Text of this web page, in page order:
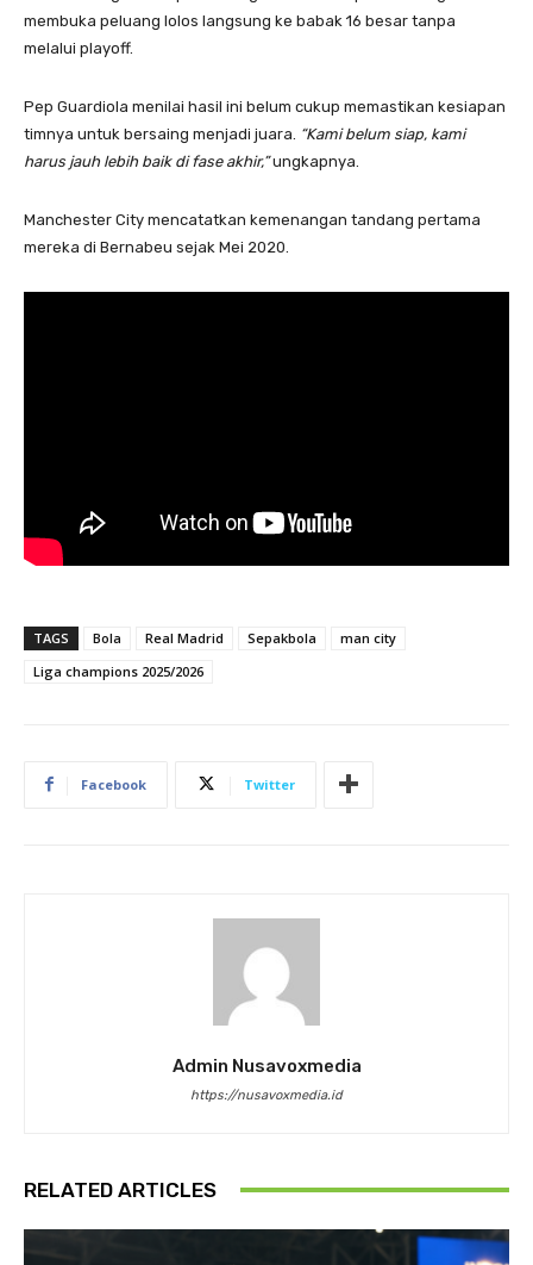
membuka peluang lolos langsung ke babak 16 besar tanpa
melalui playoff.
Pep Guardiola menilai hasil ini belum cukup memastikan kesiapan
timnya untuk bersaing menjadi juara. “Kami belum siap, kami
harus jauh lebih baik di fase akhir,”ungkapnya.
Manchester City mencatatkan kemenangan tandang pertama
mereka di Bernabeu sejak Mei 2020.
TAGS Bola Real Madrid Sepakbola
man city
Liga champions 2025/2026
Facebook Twitter
Admin Nusavoxmedia
https://nusavoxmedia.id
RELATED ARTICLES